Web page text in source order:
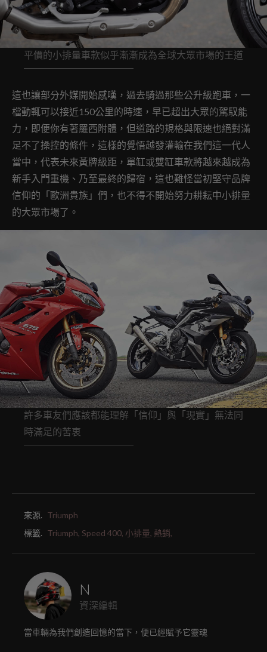
平價的小排量車款似乎漸漸成為全球大眾市場的王道
這也讓部分外媒開始感嘆，過去騎過那些公升級跑車，一
檔動輒可以接近150公里的時速，早已超出大眾的駕馭能
力，即便你有著羅西附體，但道路的規格與限速也絕對滿
足不了操控的條件，這樣的覺悟越發灌輸在我們這一代人
當中，代表未來黃牌級距，單缸或雙缸車款將越來越成為
新手入門重機、乃至最終的歸宿，這也難怪當初堅守品牌
信仰的「歐洲貴族」們，也不得不開始努力耕耘中小排量
的大眾市場了。
許多車友們應該都能理解「信仰」與「現實」無法同
時滿足的苦衷
來源. Triumph
標籤. Triumph, Speed 400, 小排量, 熱銷,
N
資深編輯
當車輛為我們創造回憶的當下，便已經賦予它靈魂